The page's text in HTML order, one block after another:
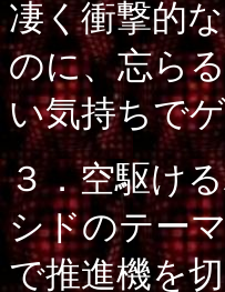
凄く衝撃的
のに、忘ら
い気持ちで
３．空駆け
シドのテー
で推進機を